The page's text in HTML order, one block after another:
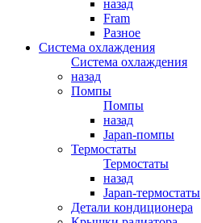
назад
Fram
Разное
Система охлаждения
Система охлаждения
назад
Помпы
Помпы
назад
Japan-помпы
Термостаты
Термостаты
назад
Japan-термостаты
Детали кондиционера